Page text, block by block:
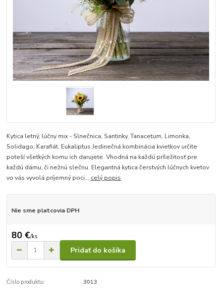
Kytica letný, lúčny mix - Slnečnica, Santinky, Tanacetum, Limonka,
Solidago, Karafiát, Eukaliptus Jedinečná kombinácia kvietkov určite
poteší všetkých komu ich darujete. Vhodná na každú príležitosť pre
každú dámu, či nežnú slečnu. Elegantná kytica čerstvých lúčnych kvetov
vo vás vyvolá príjemný poci... celý popis
Nie sme platcovia DPH
80 €/ks
Pridať do košíka
Číslo produktu: 3013